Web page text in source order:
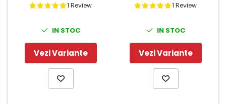
1 Review
IN STOC
Vezi Variante
1 Review
IN STOC
Vezi Variante